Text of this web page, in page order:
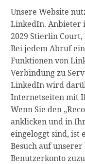
Unsere Website
LinkedIn. Anbieter
2029 Stierlin Court,
Bei jedem Abruf
Funktionen von
Verbindung zu
LinkedIn wird
Internetseiten mit
Wenn Sie den
anklicken und in
eingeloggt sind, ist
Besuch auf
Benutzerkonto